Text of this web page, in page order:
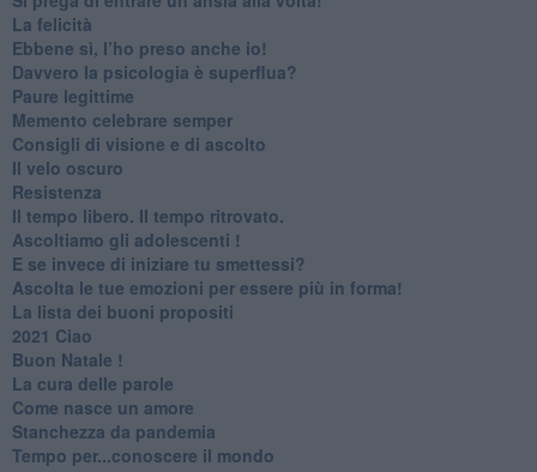
​La felicità
​Ebbene sì, l’ho preso anche io!
​Davvero la psicologia è superflua?
Paure legittime
​Memento celebrare semper
​Consigli di visione e di ascolto
​Il velo oscuro
Resistenza
​Il tempo libero. Il tempo ritrovato.
Ascoltiamo gli adolescenti !
​E se invece di iniziare tu smettessi?
​Ascolta le tue emozioni per essere più in forma!
​La lista dei buoni propositi
2021 Ciao
Buon Natale !
​La cura delle parole
​Come nasce un amore
Stanchezza da pandemia
​Tempo per...conoscere il mondo